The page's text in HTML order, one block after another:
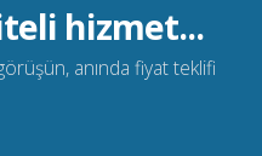
hizmet...
anında fiyat teklifi